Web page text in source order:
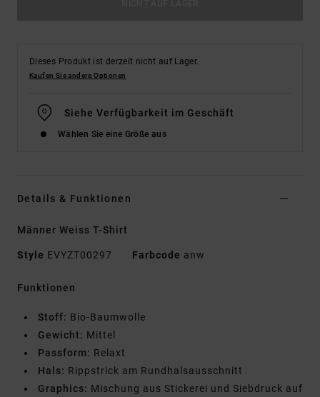
Dieses Produkt ist derzeit nicht auf Lager.
Kaufen Sie andere Optionen
Siehe Verfügbarkeit im Geschäft
Wählen Sie eine Größe aus
Details & Funktionen
Männer Weiss T-Shirt
Style EVYZT00297 Farbcode anw
Funktionen
Stoff: Bio-Baumwolle
Gewicht: Mittel
Passform: Relaxt
Hals: Rippstrick am Rundhalsausschnitt
Graphics: Mischung aus Stickerei und Siebdruck auf